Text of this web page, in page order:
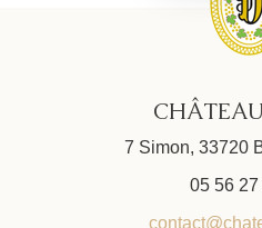
7 Simon, 33720
05 56